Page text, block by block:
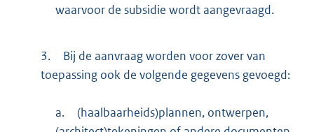
waarvoor de subsidie wordt aangevraagd.
3.
Bij de aanvraag worden voor zover van
toepassing ook de volgende gegevens gevoegd:
a.
(haalbaarheids)plannen, ontwerpen,